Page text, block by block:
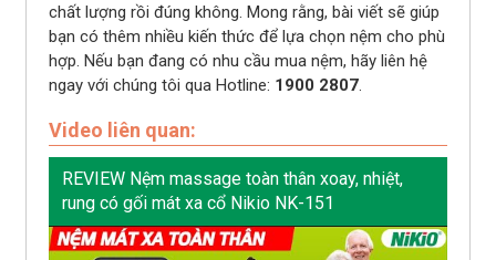
chất lượng rồi đúng không. Mong rằng, bài viết sẽ giúp
bạn có thêm nhiều kiến thức để lựa chọn nệm cho phù
hợp. Nếu bạn đang có nhu cầu mua nệm, hãy liên hệ
ngay với chúng tôi qua Hotline: 1900 2807.
Video liên quan:
REVIEW Nệm massage toàn thân xoay, nhiệt,
rung có gối mát xa cổ Nikio NK-151